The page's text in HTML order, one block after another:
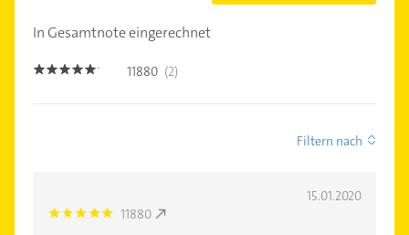
In Gesamtnote eingerechnet
5.0 11880 (2)
Filtern nach
15.01.2020
5.0 11880